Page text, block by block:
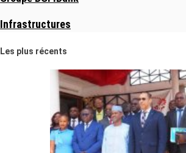
Infrastructures
Les plus récents